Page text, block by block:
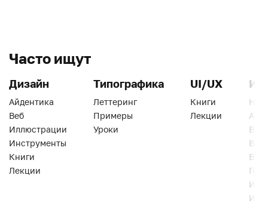
Часто ищут
Дизайн
Айдентика
Веб
Иллюстрации
Инструменты
Книги
Лекции
Типографика
Леттеринг
Примеры
Уроки
UI/UX
Книги
Лекции
Веб